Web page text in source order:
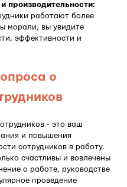
производительности:
работают более
морали, вы увидите
эффективности и
о
- это ваш
и повышения
сотрудников в работу.
счастливы и вовлечены
о работе, руководстве
проведение